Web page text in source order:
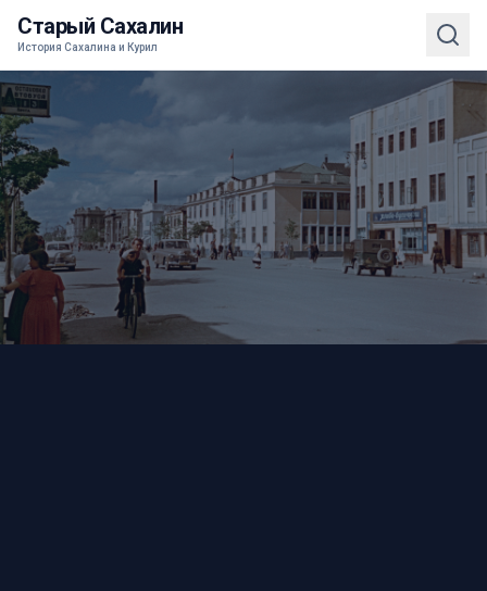
Старый Сахалин
История Сахалина и Курил